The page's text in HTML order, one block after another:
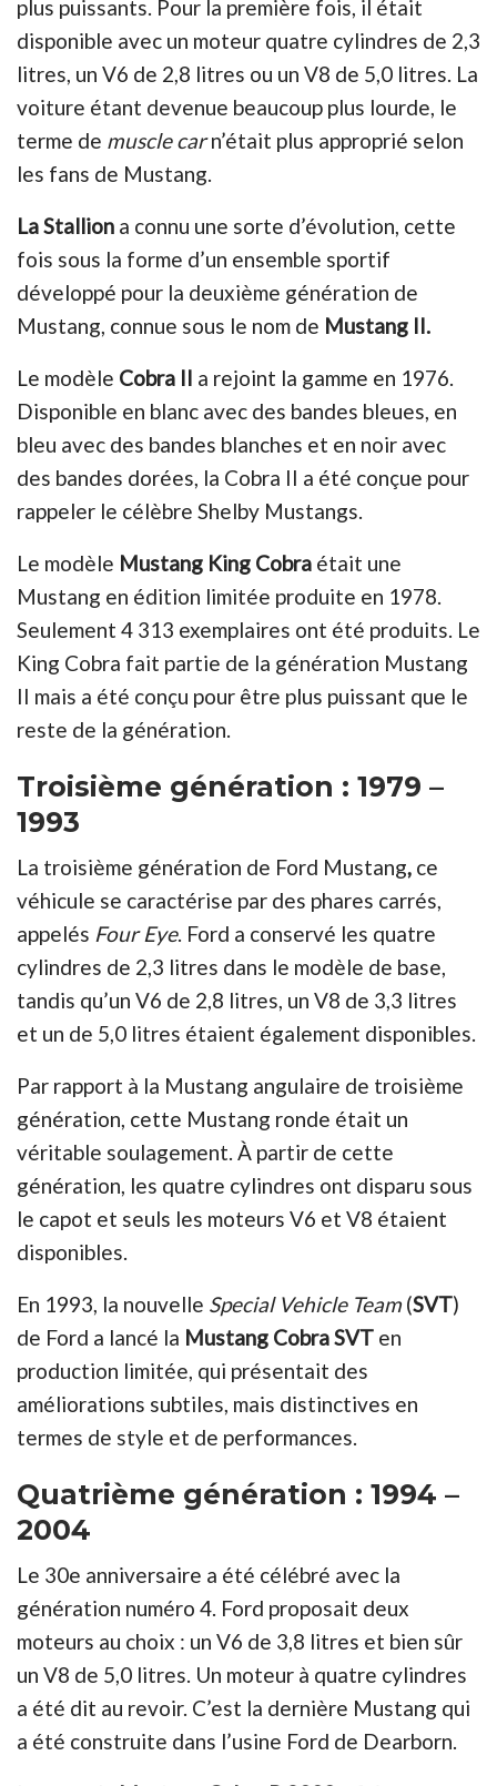
plus puissants. Pour la première fois, il était
disponible avec un moteur quatre cylindres de 2,3
litres, un V6 de 2,8 litres ou un V8 de 5,0 litres. La
voiture étant devenue beaucoup plus lourde, le
terme de muscle carn’était plus approprié selon
les fans de Mustang.
La Stallion a connu une sorte d’évolution, cette
fois sous la forme d’un ensemble sportif
développé pour la deuxième génération de
Mustang, connue sous le nom de Mustang II.
Le modèle Cobra II a rejoint la gamme en 1976.
Disponible en blanc avec des bandes bleues, en
bleu avec des bandes blanches et en noir avec
des bandes dorées, la Cobra II a été conçue pour
rappeler le célèbre Shelby Mustangs.
Le modèle Mustang King Cobra était une
Mustang en édition limitée produite en 1978.
Seulement 4 313 exemplaires ont été produits. Le
King Cobra fait partie de la génération Mustang
II mais a été conçu pour être plus puissant que le
reste de la génération.
Troisième génération : 1979 –
1993
La troisième génération de Ford Mustang, ce
véhicule se caractérise par des phares carrés,
appelés Four Eye. Ford a conservé les quatre
cylindres de 2,3 litres dans le modèle de base,
tandis qu’un V6 de 2,8 litres, un V8 de 3,3 litres
et un de 5,0 litres étaient également disponibles.
Par rapport à la Mustang angulaire de troisième
génération, cette Mustang ronde était un
véritable soulagement. À partir de cette
génération, les quatre cylindres ont disparu sous
le capot et seuls les moteurs V6 et V8 étaient
disponibles.
En 1993, la nouvelle Special Vehicle Team(SVT)
de Ford a lancé la Mustang Cobra SVT en
production limitée, qui présentait des
améliorations subtiles, mais distinctives en
termes de style et de performances.
Quatrième génération : 1994 –
2004
Le 30e anniversaire a été célébré avec la
génération numéro 4. Ford proposait deux
moteurs au choix : un V6 de 3,8 litres et bien sûr
un V8 de 5,0 litres. Un moteur à quatre cylindres
a été dit au revoir. C’est la dernière Mustang qui
a été construite dans l’usine Ford de Dearborn.